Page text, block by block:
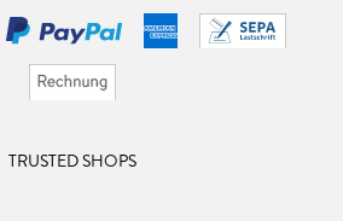
TRUSTED SHOPS